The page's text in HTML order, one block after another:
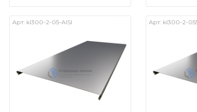
Арт: kl300-2-05-AISI Арт: kl300-2-